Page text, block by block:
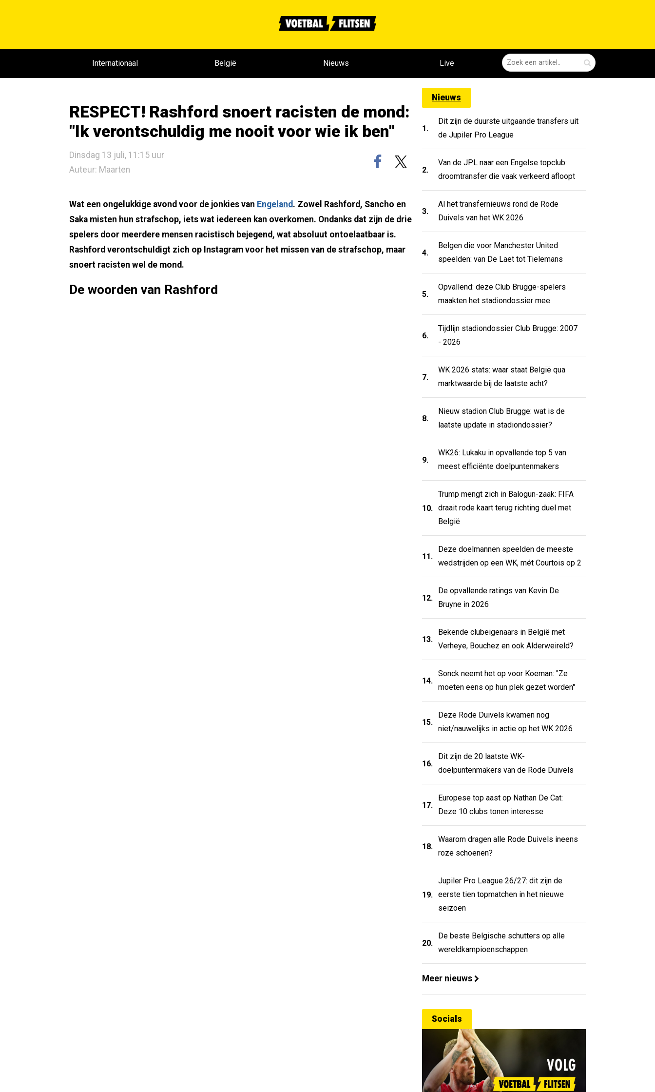
Internationaal België Nieuws Live
RESPECT! Rashford snoert racisten de mond:
"Ik verontschuldig me nooit voor wie ik ben"
Dinsdag 13 juli, 11:15 uur
Auteur: Maarten
Wat een ongelukkige avond voor de jonkies van Engeland. Zowel Rashford, Sancho en
Saka misten hun strafschop, iets wat iedereen kan overkomen. Ondanks dat zijn de drie
spelers door meerdere mensen racistisch bejegend, wat absoluut ontoelaatbaar is.
Rashford verontschuldigt zich op Instagram voor het missen van de strafschop, maar
snoert racisten wel de mond.
De woorden van Rashford
Nieuws
1.
Dit zijn de duurste uitgaande transfers uit
de Jupiler Pro League
2.
Van de JPL naar een Engelse topclub:
droomtransfer die vaak verkeerd afloopt
3.
Al het transfernieuws rond de Rode
Duivels van het WK 2026
4.
Belgen die voor Manchester United
speelden: van De Laet tot Tielemans
5.
Opvallend: deze Club Brugge-spelers
maakten het stadiondossier mee
6.
Tijdlijn stadiondossier Club Brugge: 2007
- 2026
7.
WK 2026 stats: waar staat België qua
marktwaarde bij de laatste acht?
8.
Nieuw stadion Club Brugge: wat is de
laatste update in stadiondossier?
9.
WK26: Lukaku in opvallende top 5 van
meest efficiënte doelpuntenmakers
10.
Trump mengt zich in Balogun-zaak: FIFA
draait rode kaart terug richting duel met
België
11.
Deze doelmannen speelden de meeste
wedstrijden op een WK, mét Courtois op 2
12.
De opvallende ratings van Kevin De
Bruyne in 2026
13.
Bekende clubeigenaars in België met
Verheye, Bouchez en ook Alderweireld?
14.
Sonck neemt het op voor Koeman: "Ze
moeten eens op hun plek gezet worden"
15.
Deze Rode Duivels kwamen nog
niet/nauwelijks in actie op het WK 2026
16.
Dit zijn de 20 laatste WK-
doelpuntenmakers van de Rode Duivels
17.
Europese top aast op Nathan De Cat:
Deze 10 clubs tonen interesse
18.
Waarom dragen alle Rode Duivels ineens
roze schoenen?
19.
Jupiler Pro League 26/27: dit zijn de
eerste tien topmatchen in het nieuwe
seizoen
20.
De beste Belgische schutters op alle
wereldkampioenschappen
Meer nieuws
Socials